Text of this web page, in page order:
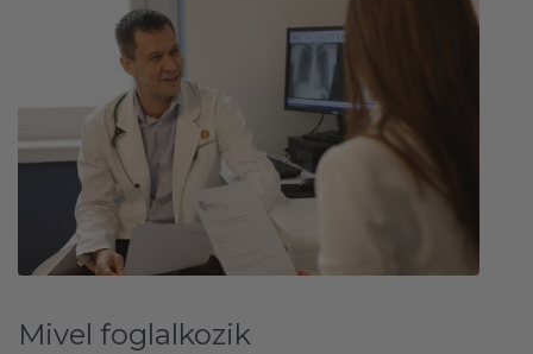
Mivel foglalkozik